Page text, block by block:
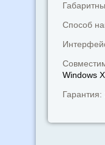
Способ
Windows
Гарантия: